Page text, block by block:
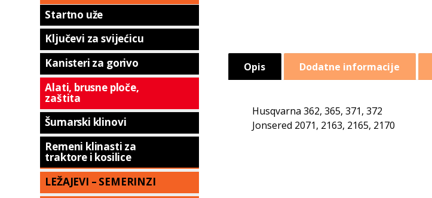
Opis Dodatne informacije
Husqvarna 362, 365, 371, 372
Jonsered 2071, 2163, 2165, 2170
Startno uže
Ključevi za svijećicu
Kanisteri za gorivo
Alati, brusne ploče,
zaštita
Šumarski klinovi
Remeni klinasti za
traktore i kosilice
LEŽAJEVI – SEMERINZI